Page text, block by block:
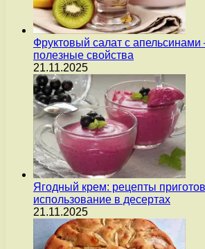
Фруктовый салат с апельсинами
полезные свойства
21.11.2025
Ягодный крем: рецепты
использование в десертах
21.11.2025